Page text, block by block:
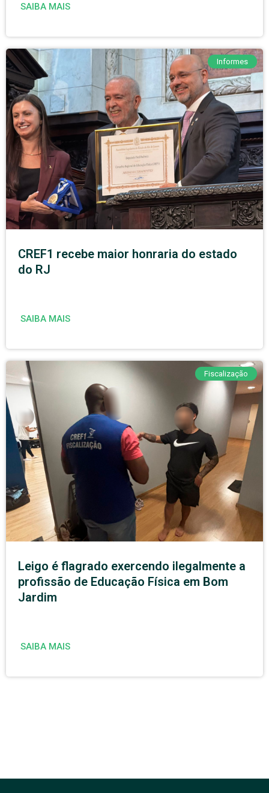
SAIBA MAIS
Informes
CREF1 recebe maior honraria do estado
do RJ
SAIBA MAIS
Fiscalização
Leigo é flagrado exercendo ilegalmente a
profissão de Educação Física em Bom
Jardim
SAIBA MAIS